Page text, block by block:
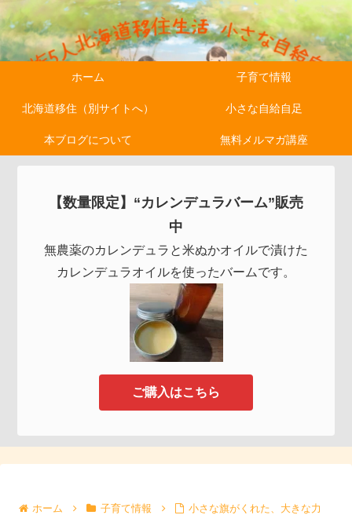
ホーム 子育て情報
北海道移住（別サイトへ） 小さな自給自足
本ブログについて 無料メルマガ講座
【数量限定】“カレンデュラバーム”販売
中
無農薬のカレンデュラと米ぬかオイルで漬けた
カレンデュラオイルを使ったバームです。
ご購入はこちら
ホーム 子育て情報 小さな旗がくれた、大きな力